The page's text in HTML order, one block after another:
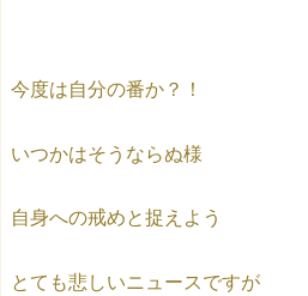
今度は自分の番か？！
いつかはそうならぬ様
自身への戒めと捉えよう
とても悲しいニュースですが